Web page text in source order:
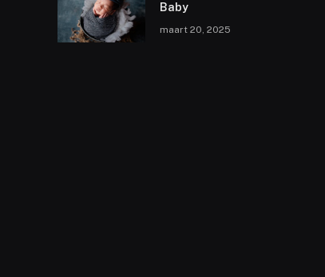
Baby
maart 20, 2025